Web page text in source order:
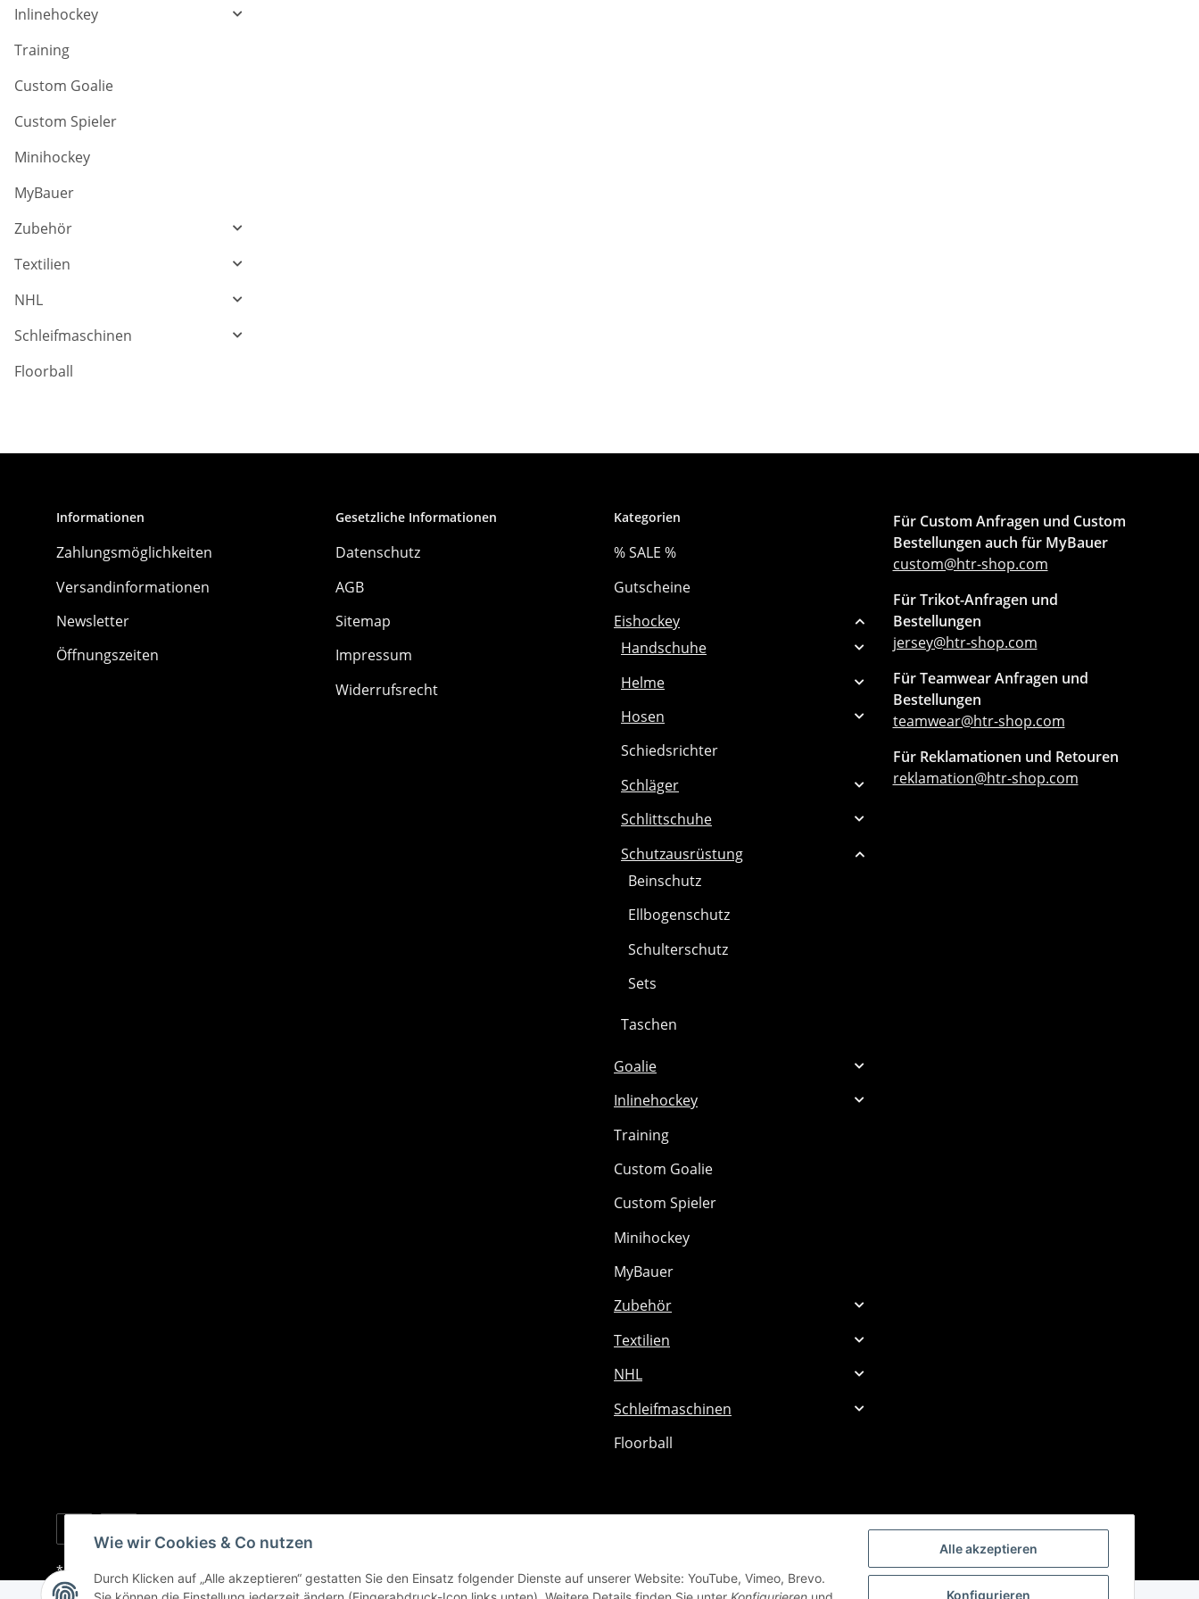
Alle akzeptieren
Konfigurieren
Wie wir Cookies & Co nutzen
Durch Klicken auf „Alle akzeptieren“ gestatten Sie den Einsatz folgender Dienste auf unserer Website: YouTube, Vimeo, Brevo.
Inlinehockey
Training
Custom Goalie
Custom Spieler
Minihockey
MyBauer
Zubehör
Textilien
NHL
Schleifmaschinen
Floorball
Informationen
Zahlungsmöglichkeiten
Versandinformationen
Newsletter
Öffnungszeiten
Gesetzliche Informationen
Datenschutz
AGB
Sitemap
Impressum
Widerrufsrecht
Kategorien
% SALE %
Gutscheine
Eishockey
Handschuhe
Helme
Hosen
Schiedsrichter
Schläger
Schlittschuhe
Schutzausrüstung
Beinschutz
Ellbogenschutz
Schulterschutz
Sets
Taschen
Goalie
Inlinehockey
Training
Custom Goalie
Custom Spieler
Minihockey
MyBauer
Zubehör
Textilien
NHL
Schleifmaschinen
Floorball
Für Custom Anfragen und Custom
Bestellungen auch für MyBauer
custom@htr-shop.com
Für Trikot-Anfragen und
Bestellungen
jersey@htr-shop.com
Für Teamwear Anfragen und
Bestellungen
teamwear@htr-shop.com
Für Reklamationen und Retouren
reklamation@htr-shop.com
* Alle Preise inkl. gesetzlicher USt., zzgl. Versand